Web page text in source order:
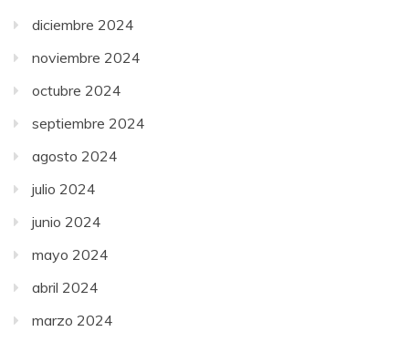
diciembre 2024
noviembre 2024
octubre 2024
septiembre 2024
agosto 2024
julio 2024
junio 2024
mayo 2024
abril 2024
marzo 2024